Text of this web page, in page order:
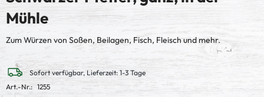
Mühle
Zum Würzen von Soßen, Beilagen, Fisch, Fleisch und mehr.
Sofort verfügbar, Lieferzeit: 1-3 Tage
Art.-Nr.: 1255